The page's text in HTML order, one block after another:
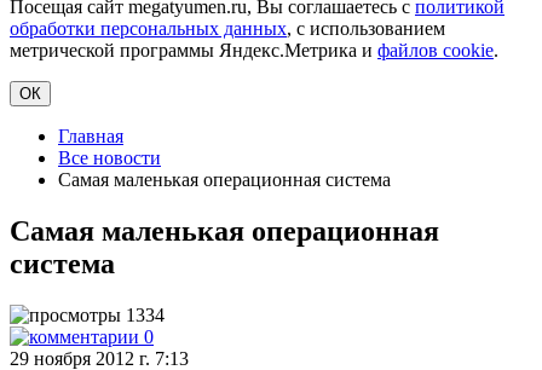
Посещая сайт megatyumen.ru, Вы соглашаетесь с политикой
обработки персональных данных, с использованием
метрической программы Яндекс.Метрика и файлов cookie.
ОК
Главная
Все новости
Самая маленькая операционная система
Самая маленькая операционная
система
1334
0
29 ноября 2012 г. 7:13